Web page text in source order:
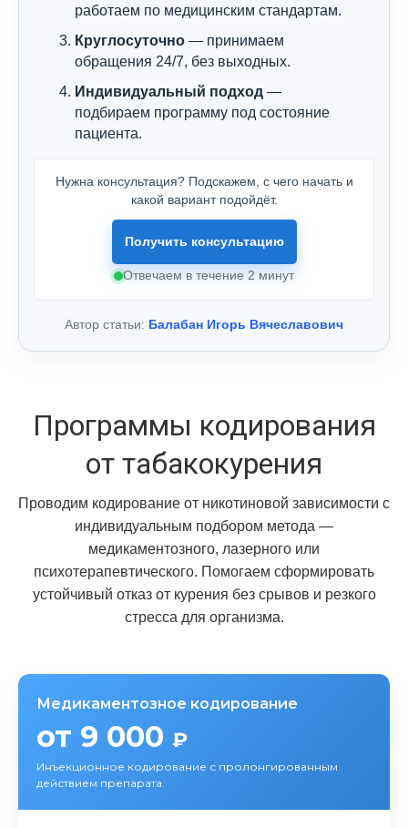
работаем по медицинским стандартам.
Круглосуточно — принимаем
обращения 24/7, без выходных.
Индивидуальный подход —
подбираем программу под состояние
пациента.
Нужна консультация? Подскажем, с чего начать и
какой вариант подойдёт.
Получить консультацию
Отвечаем в течение 2 минут
Автор статьи: Балабан Игорь Вячеславович
Программы кодирования
от табакокурения
Проводим кодирование от никотиновой зависимости с
индивидуальным подбором метода —
медикаментозного, лазерного или
психотерапевтического. Помогаем сформировать
устойчивый отказ от курения без срывов и резкого
стресса для организма.
Медикаментозное кодирование
от 9 000 ₽
Инъекционное кодирование с пролонгированным
действием препарата.